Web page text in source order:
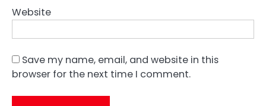
Website
Save my name, email, and website in this
browser for the next time I comment.